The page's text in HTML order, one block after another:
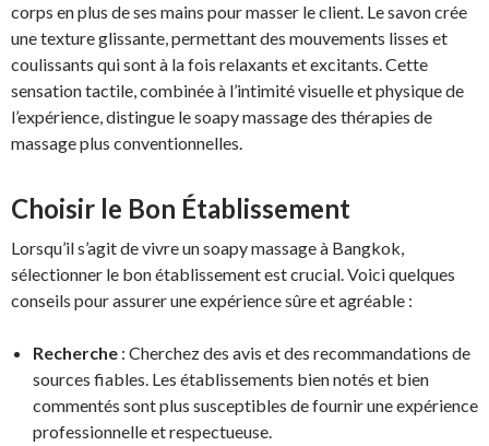
corps en plus de ses mains pour masser le client. Le savon crée
une texture glissante, permettant des mouvements lisses et
coulissants qui sont à la fois relaxants et excitants. Cette
sensation tactile, combinée à l’intimité visuelle et physique de
l’expérience, distingue le soapy massage des thérapies de
massage plus conventionnelles.
Choisir le Bon Établissement
Lorsqu’il s’agit de vivre un soapy massage à Bangkok,
sélectionner le bon établissement est crucial. Voici quelques
conseils pour assurer une expérience sûre et agréable :
Recherche : Cherchez des avis et des recommandations de
sources fiables. Les établissements bien notés et bien
commentés sont plus susceptibles de fournir une expérience
professionnelle et respectueuse.